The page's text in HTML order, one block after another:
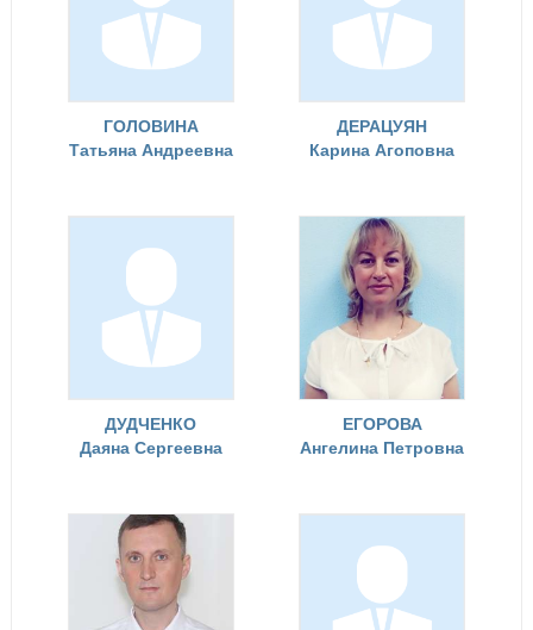
ГОЛОВИНА
Татьяна Андреевна
ДЕРАЦУЯН
Карина Агоповна
ДУДЧЕНКО
Даяна Сергеевна
ЕГОРОВА
Ангелина Петровна